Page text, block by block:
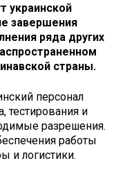
украинской
завершения
ряда других
страны.
персонал
тестирования и
разрешения.
работы
и логистики.